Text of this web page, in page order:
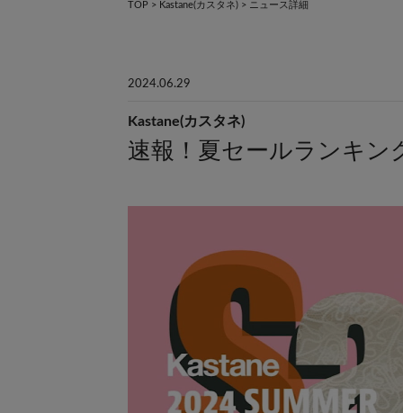
TOP > Kastane(カスタネ) > ニュース詳細
2024.06.29
Kastane(カスタネ)
速報！夏セールランキン